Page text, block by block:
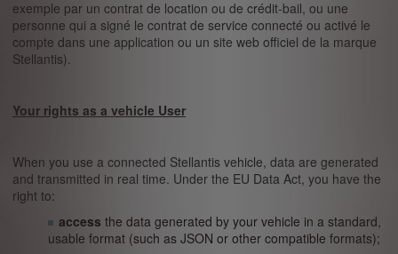
exemple par un contrat de location ou de crédit-bail, ou une
personne qui a signé le contrat de service connecté ou activé le
compte dans une application ou un site web officiel de la marque
Stellantis).
Your rights as a vehicle User
When you use a connected Stellantis vehicle, data are generated
and transmitted in real time. Under the EU Data Act, you have the
right to:
access the data generated by your vehicle in a standard,
usable format (such as JSON or other compatible formats);